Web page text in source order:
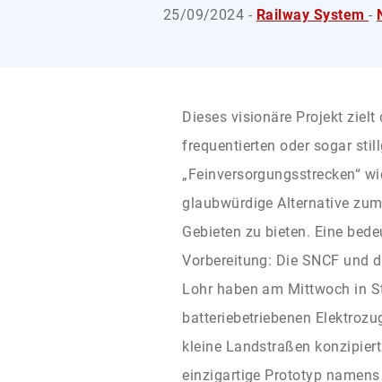
25/09/2024 - Railway System-
Dieses visionäre Projekt
frequentierten oder sogar
„Feinversorgungsstrecken“
glaubwürdige Alternative
Gebieten zu bieten. Eine
Vorbereitung: Die SNCF und
Lohr haben am Mittwoch in
batteriebetriebenen
kleine Landstraßen
einzigartige Prototyp namens